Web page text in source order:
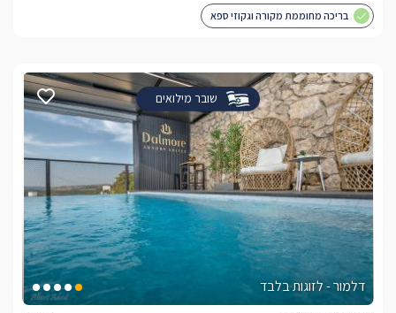
בריכה מחוממת מקורה וגקוזי ספא
שובר מילואים
דלמור - לזוגות בלבד